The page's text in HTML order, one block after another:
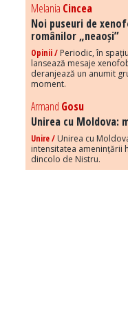
Melania Cincea
Noi puseuri de
românilor „neaoși”
Opinii / Periodic, în
lansează mesaje
deranjează un anumit
moment.
Armand Gosu
Unirea cu Moldova:
Unire / Unirea cu
intensitatea amenințării
dincolo de Nistru.